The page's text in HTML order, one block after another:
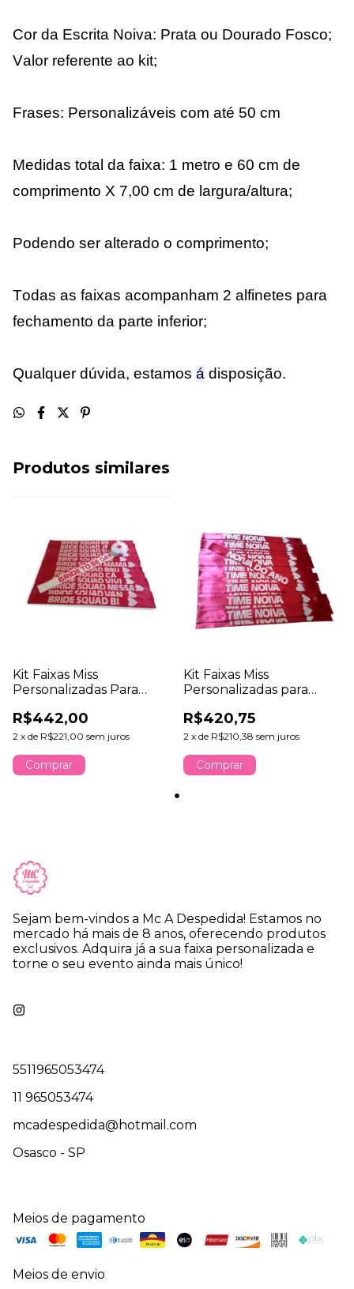
Cor da Escrita Noiva: Prata ou Dourado Fosco;
Valor referente ao kit;
Frases: Personalizáveis com até 50 cm
Medidas total da faixa: 1 metro e 60 cm de
comprimento X 7,00 cm de largura/altura;
Podendo ser alterado o comprimento;
Todas as faixas acompanham 2 alfinetes para
fechamento da parte inferior;
Qualquer dúvida, estamos á disposição.
Produtos similares
Kit Faixas Miss
Personalizadas Para
R$442,00
2 x de R$221,00 sem juros
Comprar
Kit Faixas Miss
Personalizadas para
R$420,75
2 x de R$210,38 sem juros
Comprar
Sejam bem-vindos a Mc A Despedida! Estamos no
mercado há mais de 8 anos, oferecendo produtos
exclusivos. Adquira já a sua faixa personalizada e
torne o seu evento ainda mais único!
5511965053474
11 965053474
mcadespedida@hotmail.com
Osasco - SP
Meios de pagamento
Meios de envio